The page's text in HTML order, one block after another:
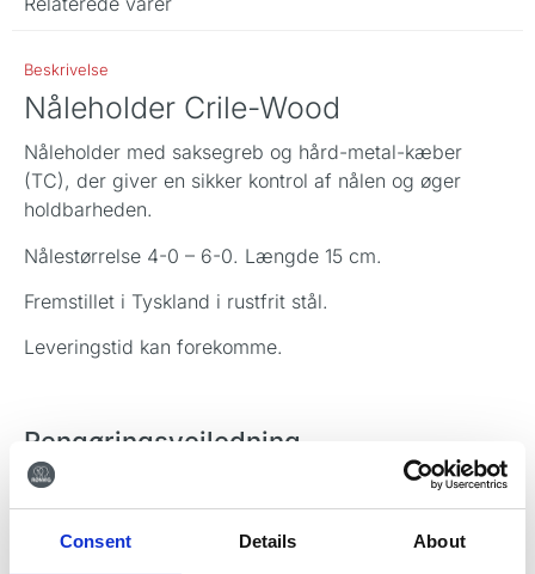
Consent Details About
Beskrivelse
Nåleholder Crile-Wood
Nåleholder med saksegreb og hård-metal-kæber
(TC), der giver en sikker kontrol af nålen og øger
holdbarheden.
Nålestørrelse 4-0 – 6-0. Længde 15 cm.
Fremstillet i Tyskland i rustfrit stål.
Leveringstid kan forekomme.
Rengøringsvejledning
Her finder du
af vores